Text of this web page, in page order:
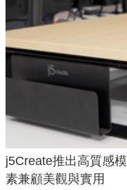
j5Create推出高質感
素兼顧美觀與實用